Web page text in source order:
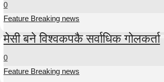
0
Feature Breaking news
मेसी बने विश्वकपकै सर्वाधिक गोलकर्ता
0
Feature Breaking news